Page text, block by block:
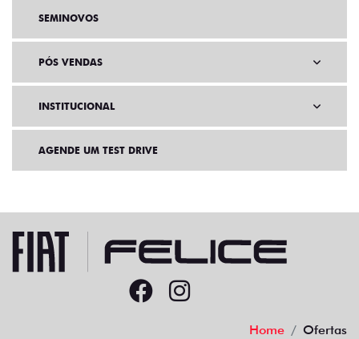
SEMINOVOS
PÓS VENDAS
INSTITUCIONAL
AGENDE UM TEST DRIVE
Home Ofertas